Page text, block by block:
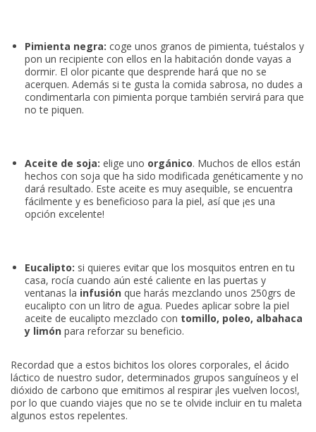
Pimienta negra: coge unos granos de pimienta, tuéstalos y
pon un recipiente con ellos en la habitación donde vayas a
dormir. El olor picante que desprende hará que no se
acerquen. Además si te gusta la comida sabrosa, no dudes a
condimentarla con pimienta porque también servirá para que
no te piquen.
Aceite de soja: elige uno orgánico. Muchos de ellos están
hechos con soja que ha sido modificada genéticamente y no
dará resultado. Este aceite es muy asequible, se encuentra
fácilmente y es beneficioso para la piel, así que ¡es una
opción excelente!
Eucalipto: si quieres evitar que los mosquitos entren en tu
casa, rocía cuando aún esté caliente en las puertas y
ventanas la infusión que harás mezclando unos 250grs de
eucalipto con un litro de agua. Puedes aplicar sobre la piel
aceite de eucalipto mezclado con tomillo, poleo, albahaca
y limón para reforzar su beneficio.
Recordad que a estos bichitos los olores corporales, el ácido
láctico de nuestro sudor, determinados grupos sanguíneos y el
dióxido de carbono que emitimos al respirar ¡les vuelven locos!,
por lo que cuando viajes que no se te olvide incluir en tu maleta
algunos estos repelentes.